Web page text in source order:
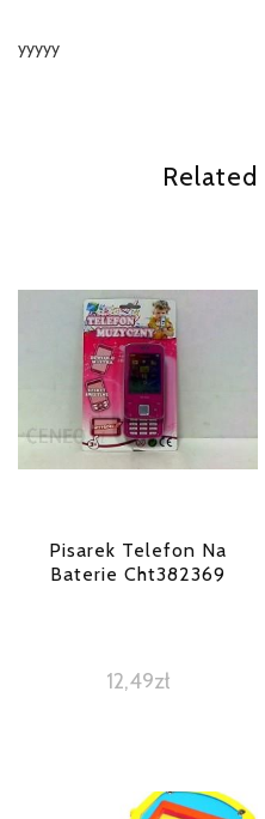
yyyyy
Pisarek Telefon Na
Baterie Cht382369
12,49zł